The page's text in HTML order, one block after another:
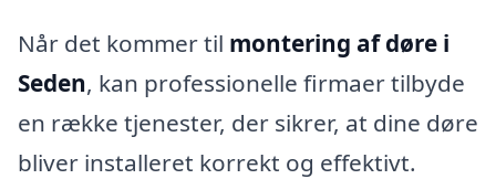
Når det kommer til montering af døre i
Seden, kan professionelle firmaer tilbyde
en række tjenester, der sikrer, at dine døre
bliver installeret korrekt og effektivt.